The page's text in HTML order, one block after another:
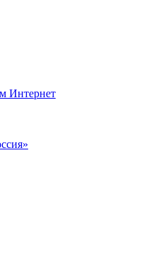
Интернет